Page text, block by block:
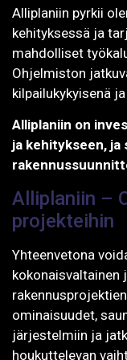
Alliplaniin pyrkii
kehityksessä ja
mahdolliset
Ohjelmiston
kilpailukykyisenä
Alliplaniin on
ja kehitykseen, ja
Alliplaniin –
projekteihin
Yhteenvetona
kokonaisvaltainen
ominaisuudet,
järjestelmiin ja
houkuttelevan